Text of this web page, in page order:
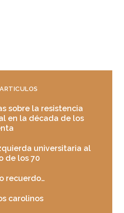
sobre la resistencia
en la década de los
universitaria al
de los 70
recuerdo…
carolinos